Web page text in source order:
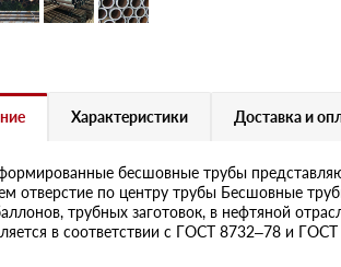
Характеристики Доставка и
бесшовные трубы
отверстие по центру трубы Бесшовные
трубных заготовок, в нефтяной
в соответствии с ГОСТ 8732–78 и